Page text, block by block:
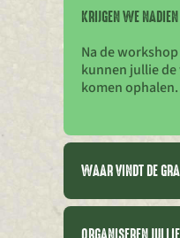
KRIJGEN WE
Na de
kunnen jullie de
komen ophalen.
WAAR VINDT DE